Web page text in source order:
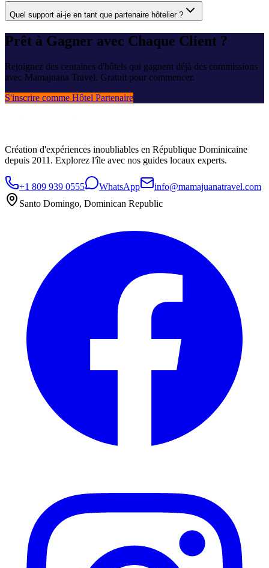
Quel support ai-je en tant que partenaire hôtelier ?
Prêt à Gagner avec Chaque Client ?
Rejoignez des centaines d'hôtels qui gagnent déjà des commissions
avec Mamajuana Travel. Gratuit pour commencer.
S'inscrire comme Hôtel Partenaire
Création d'expériences inoubliables en République Dominicaine
depuis 2011. Explorez l'île avec nos guides locaux experts.
+1 809 939 0555 WhatsApp
info@mamajuanatravel.com
Santo Domingo, Dominican Republic